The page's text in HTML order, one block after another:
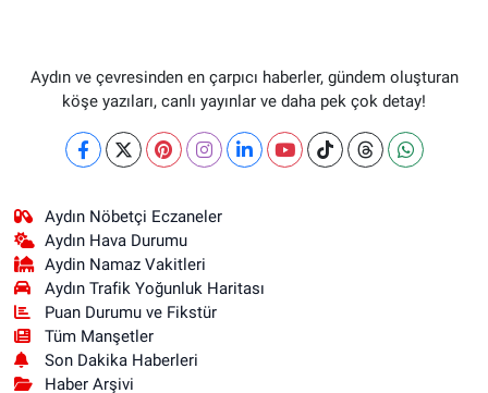
Aydın ve çevresinden en çarpıcı haberler, gündem oluşturan
köşe yazıları, canlı yayınlar ve daha pek çok detay!
Aydın Nöbetçi Eczaneler
Aydın Hava Durumu
Aydin Namaz Vakitleri
Aydın Trafik Yoğunluk Haritası
Puan Durumu ve Fikstür
Tüm Manşetler
Son Dakika Haberleri
Haber Arşivi